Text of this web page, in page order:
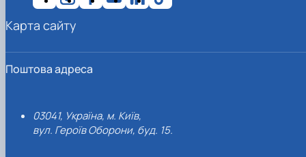
Поштова адреса
03041, Україна, м. Київ,
вул. Героїв Оборони, буд. 15.
Карта сайту